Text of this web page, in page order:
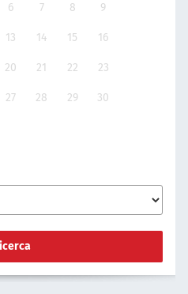
6 7 8 9
13 14 15 16
20 21 22 23
27 28 29 30